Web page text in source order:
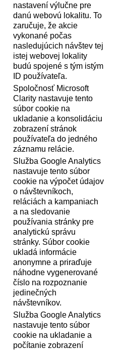
nastavení výlučne pre
danú webovú lokalitu. To
zaručuje, že akcie
vykonané počas
nasledujúcich návštev tej
istej webovej lokality
budú spojené s tým istým
ID používateľa.
Spoločnosť Microsoft
Clarity nastavuje tento
súbor cookie na
ukladanie a konsolidáciu
zobrazení stránok
používateľa do jedného
záznamu relácie.
Služba Google Analytics
nastavuje tento súbor
cookie na výpočet údajov
o návštevníkoch,
reláciách a kampaniach
a na sledovanie
používania stránky pre
analytickú správu
stránky. Súbor cookie
ukladá informácie
anonymne a priraďuje
náhodne vygenerované
číslo na rozpoznanie
jedinečných
návštevníkov.
Služba Google Analytics
nastavuje tento súbor
cookie na ukladanie a
počítanie zobrazení